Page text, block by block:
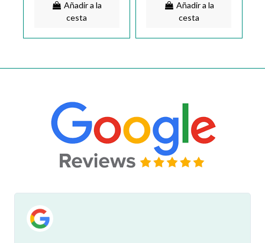
Añadir a la
cesta
Añadir a la
cesta